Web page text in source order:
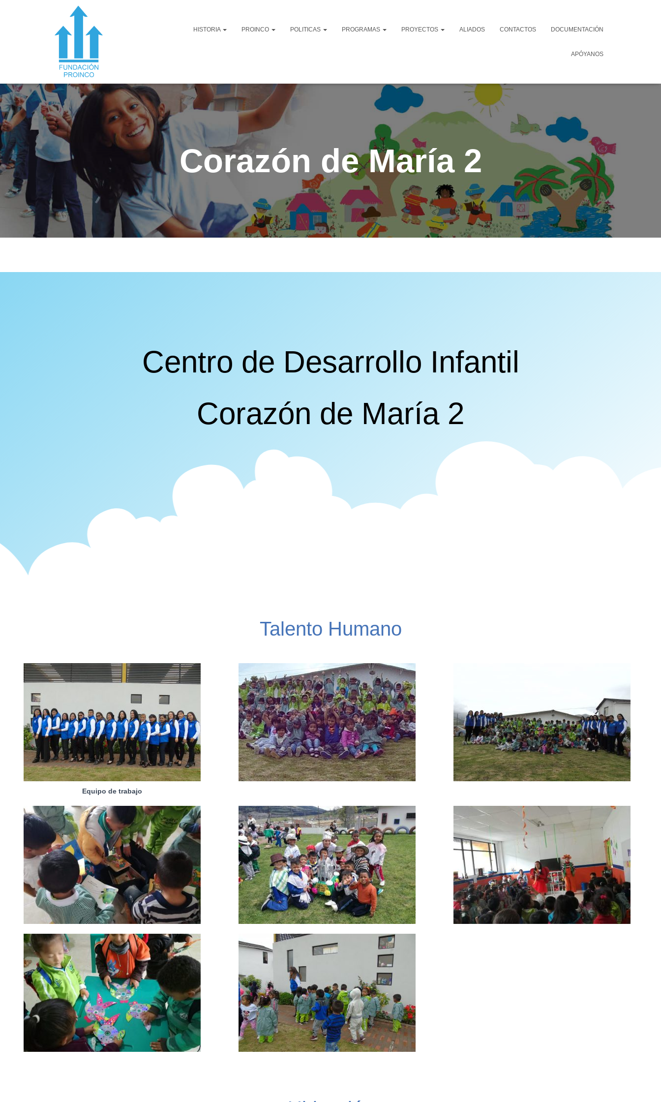
HISTORIA PROINCO POLITICAS PROGRAMAS PROYECTOS ALIADOS CONTACTOS DOCUMENTACIÓN
APÓYANOS
Corazón de María 2
Centro de Desarrollo Infantil
Corazón de María 2
Talento Humano
Equipo de trabajo